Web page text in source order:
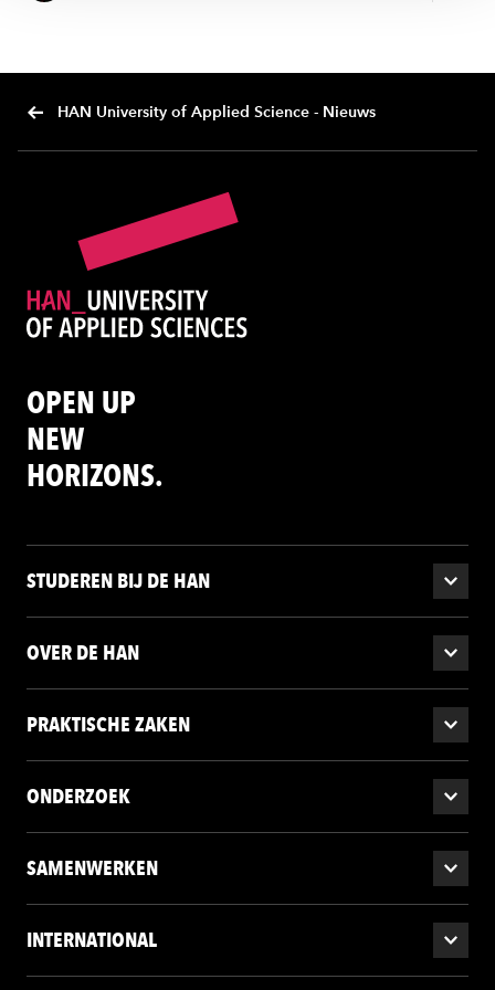
HAN University of Applied Science - Nieuws
OPEN UP
NEW
HORIZONS.
STUDEREN BIJ DE HAN
OVER DE HAN
PRAKTISCHE ZAKEN
ONDERZOEK
SAMENWERKEN
INTERNATIONAL